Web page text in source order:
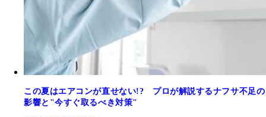
この夏はエアコンが直せない!? プロが解説するナフサ不足の
影響と"今すぐ取るべき対策"